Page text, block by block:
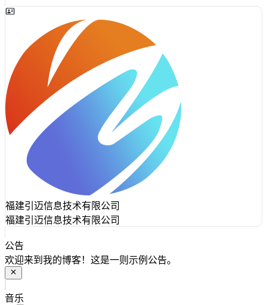
福建引迈信息技术有限公司
福建引迈信息技术有限公司
公告
欢迎来到我的博客！这是一则示例公告。
音乐